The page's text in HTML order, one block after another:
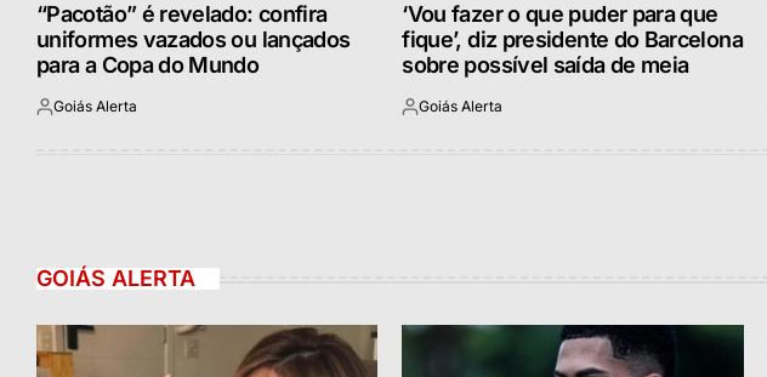
“Pacotão” é revelado: confira
uniformes vazados ou lançados
para a Copa do Mundo
Postado
Goiás Alerta
‘Vou fazer o que puder para que
fique’, diz presidente do Barcelona
sobre possível saída de meia
Postado
Goiás Alerta
GOIÁS ALERTA